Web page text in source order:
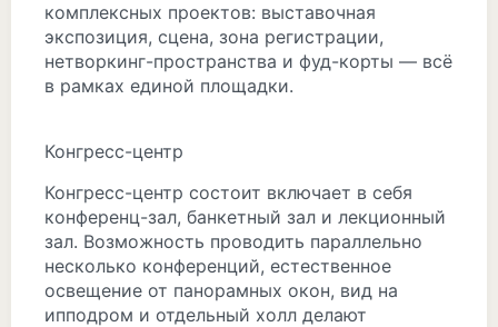
комплексных проектов: выставочная
экспозиция, сцена, зона регистрации,
нетворкинг-пространства и фуд-корты — всё
в рамках единой площадки.
Конгресс-центр
Конгресс-центр состоит включает в себя
конференц-зал, банкетный зал и лекционный
зал. Возможность проводить параллельно
несколько конференций, естественное
освещение от панорамных окон, вид на
ипподром и отдельный холл делают